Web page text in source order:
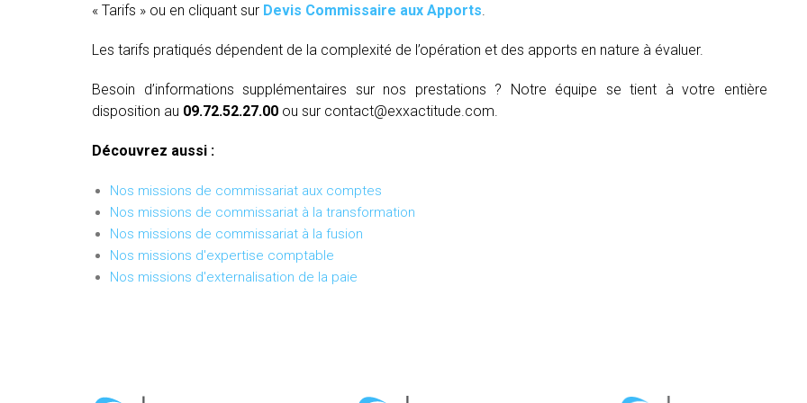
« Tarifs » ou en cliquant sur Devis Commissaire aux Apports.
Les tarifs pratiqués dépendent de la complexité de l’opération et des apports en nature à évaluer.
Besoin d’informations supplémentaires sur nos prestations ? Notre équipe se tient à votre entière
disposition au 09.72.52.27.00 ou sur contact@exxactitude.com.
Découvrez aussi :
Nos missions de commissariat aux comptes
Nos missions de commissariat à la transformation
Nos missions de commissariat à la fusion
Nos missions d'expertise comptable
Nos missions d'externalisation de la paie